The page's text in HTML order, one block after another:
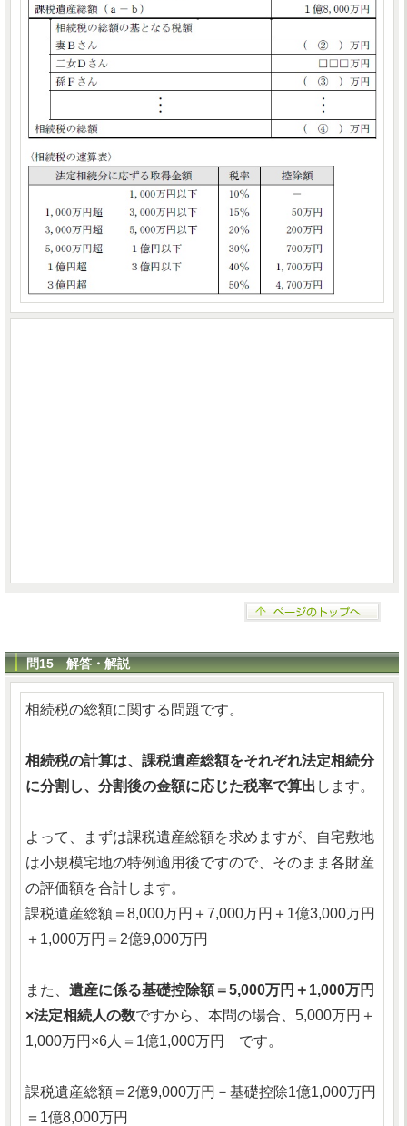
問15 解答・解説
相続税の総額に関する問題です。
相続税の計算は、課税遺産総額をそれぞれ法定相続分
に分割し、分割後の金額に応じた税率で算出 します。
よって、まずは課税遺産総額を求めますが、自宅敷地
は小規模宅地の特例適用後ですので、そのまま各財産
の評価額を合計します。
課税遺産総額＝8,000万円＋7,000万円＋1億3,000万円
＋1,000万円＝2億9,000万円
また、 遺産に係る基礎控除額＝5,000万円＋1,000万円
×法定相続人の数ですから、本問の場合、5,000万円＋
1,000万円×6人＝1億1,000万円 です。
課税遺産総額＝2億9,000万円－基礎控除1億1,000万円
＝1億8,000万円